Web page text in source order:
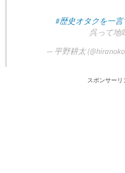
#歴史オタクを一
呉って地
— 平野耕太
スポンサーリ